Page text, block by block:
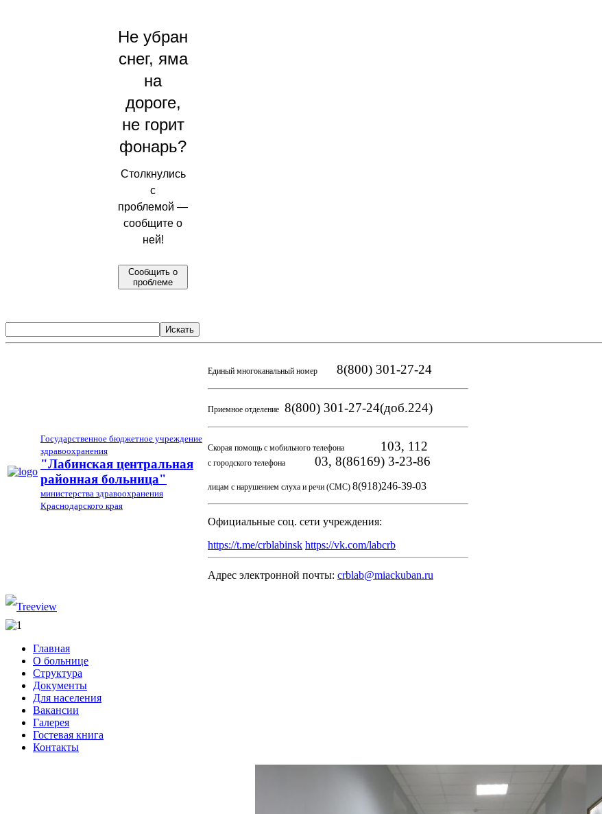
Не убран
снег, яма
на
дороге,
не горит
фонарь?
Столкнулись
с
проблемой —
сообщите о
ней!
Сообщить о
проблеме
Искать
Государственное бюджетное учреждение
здравоохранения
"Лабинская центральная
районная больница"
министерства здравоохранения
Краснодарского края
Единый многоканальный номер 8(800) 301-27-24
Приемное отделение 8(800) 301-27-24(доб.224)
Скорая помощь с мобильного телефона 103, 112
с городского телефона 03, 8(86169) 3-23-86
лицам с нарушением слуха и речи (СМС) 8(918)246-39-03
Официальные соц. сети учреждения:
https://t.me/crblabinsk https://vk.com/labcrb
Адрес электронной почты: crblab@miackuban.ru
Главная
О больнице
Структура
Документы
Для населения
Вакансии
Галерея
Гостевая книга
Контакты